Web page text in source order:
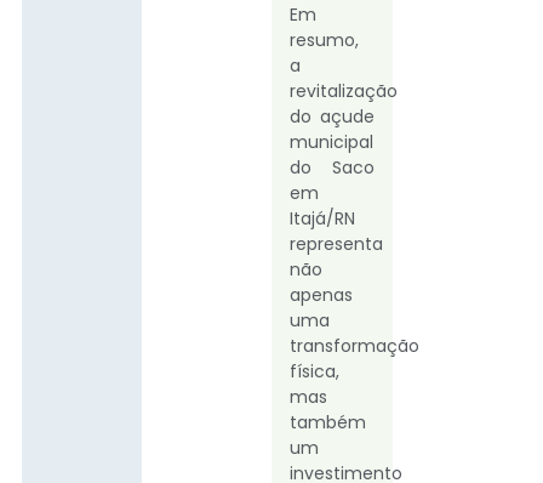
Em
resumo,
a
revitalização
do açude
municipal
do Saco
em
Itajá/RN
representa
não
apenas
uma
transformação
física,
mas
também
um
investimento